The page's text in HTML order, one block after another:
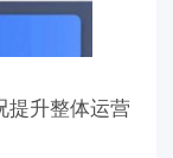
提升整体运营